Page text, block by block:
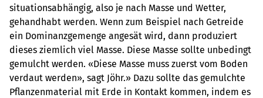
situationsabhängig, also je nach Masse und Wetter,
gehandhabt werden. Wenn zum Beispiel nach Getreide
ein Dominanzgemenge angesät wird, dann produziert
dieses ziemlich viel Masse. Diese Masse sollte unbedingt
gemulcht werden. «Diese Masse muss zuerst vom Boden
verdaut werden», sagt Jöhr.» Dazu sollte das gemulchte
Pflanzenmaterial mit Erde in Kontakt kommen, indem es